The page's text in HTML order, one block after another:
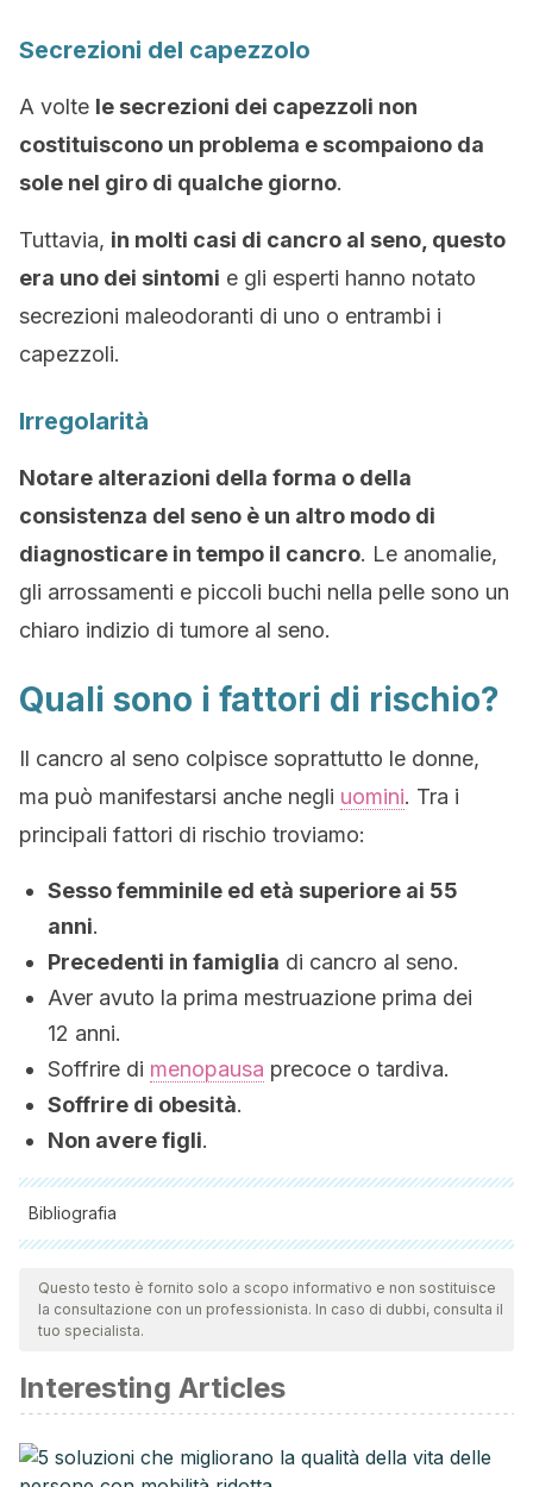
Secrezioni del capezzolo
A volte le secrezioni dei capezzoli non
costituiscono un problema e scompaiono da
sole nel giro di qualche giorno.
Tuttavia, in molti casi di cancro al seno, questo
era uno dei sintomi e gli esperti hanno notato
secrezioni maleodoranti di uno o entrambi i
capezzoli.
Irregolarità
Notare alterazioni della forma o della
consistenza del seno è un altro modo di
diagnosticare in tempo il cancro. Le anomalie,
gli arrossamenti e piccoli buchi nella pelle sono un
chiaro indizio di tumore al seno.
Quali sono i fattori di rischio?
Il cancro al seno colpisce soprattutto le donne,
ma può manifestarsi anche negli uomini. Tra i
principali fattori di rischio troviamo:
Sesso femminile ed età superiore ai 55
anni.
Precedenti in famiglia di cancro al seno.
Aver avuto la prima mestruazione prima dei
12 anni.
Soffrire di menopausa precoce o tardiva.
Soffrire di obesità.
Non avere figli.
Bibliografia
Tutte le fonti citate sono state esaminate a fondo dal nostro
team per garantirne la qualità, l'affidabilità, l'attualità e la
validità. La bibliografia di questo articolo è stata considerata
American Cancer Society. (2016). Breast Cancer Facts &
Figures 2015-2016. American Cancer Society, Inc.
https://doi.org/10.1007/978-1-4614-8063-1
Questo testo è fornito solo a scopo informativo e non sostituisce
la consultazione con un professionista. In caso di dubbi, consulta il
tuo specialista.
Interesting Articles